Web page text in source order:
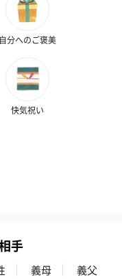
自分へのご褒美
快気祝い
手
義母
義父